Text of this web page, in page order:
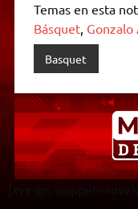
Temas en esta
Básquet, Gonzalo
Basquet